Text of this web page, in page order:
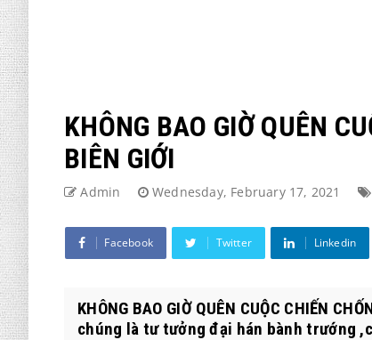
KHÔNG BAO GIỜ QUÊN
BIÊN GIỚI
Admin Wednesday, February 17, 2021
Facebook Twitter Linkedin
KHÔNG BAO GIỜ QUÊN CUỘC CHIẾN
chúng là tư tưởng đại hán bành trướng